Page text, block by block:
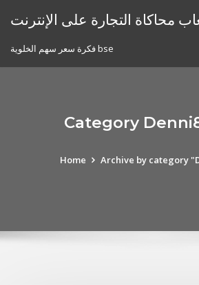
محاكاة التجارة على الإنترنت
فكرة سعر سهم الخلوية bse
Category
Home Archive by category